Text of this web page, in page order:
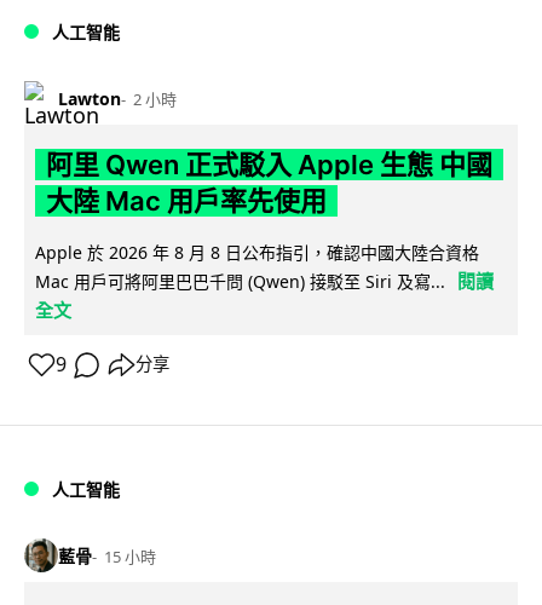
人工智能
Lawton 2 小時
阿里 Qwen 正式駁入 Apple 生態 中國
大陸 Mac 用戶率先使用
Apple 於 2026 年 8 月 8 日公布指引，確認中國大陸合資格
Mac 用戶可將阿里巴巴千問 (Qwen) 接駁至 Siri 及寫...
閱讀
全文
9 分享
人工智能
藍骨 15 小時